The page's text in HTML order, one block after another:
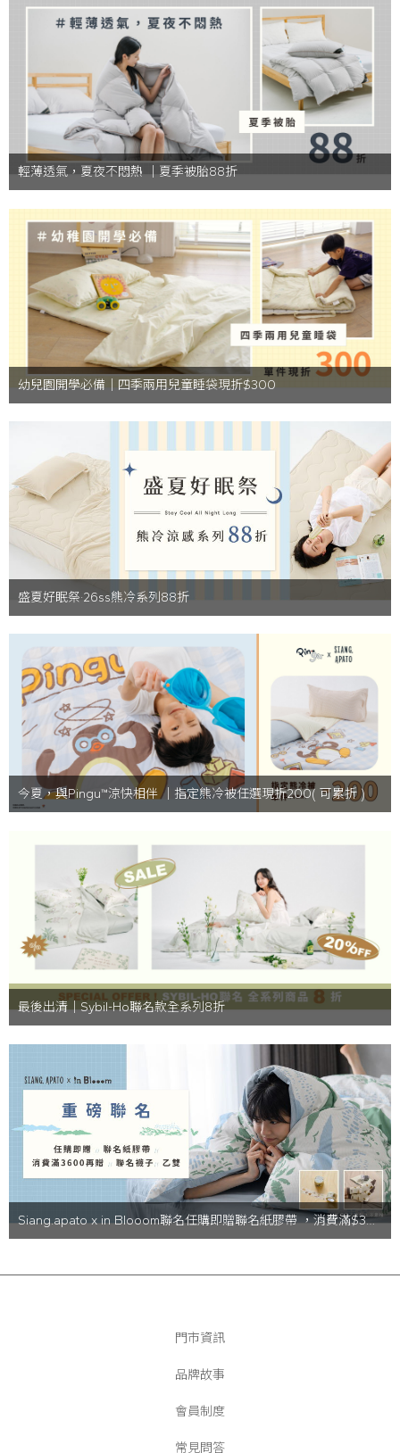
輕薄透氣，夏夜不悶熱 ｜夏季被胎88折
幼兒園開學必備｜四季兩用兒童睡袋現折$300
盛夏好眠祭·26ss熊冷系列88折
今夏，與Pingu™涼快相伴 ｜指定熊冷被任選現折200( 可累折 )
最後出清｜Sybil-Ho聯名款全系列8折
Siang.apato x in Blooom聯名任購即贈聯名紙膠帶 ，消費滿$3600再贈聯名襪子乙雙( 不挑款 )
門市資訊
品牌故事
會員制度
常見問答